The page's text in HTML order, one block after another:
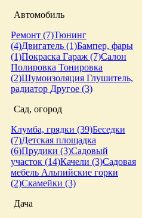
Автомобиль
Ремонт (7)Тюнинг
(4)Двигатель (1)Бампер, фары
(1)Покраска Гараж (7)Салон
Полировка Тонировка
(2)Шумоизоляция Глушитель,
радиатор Другое (3)
Сад, огород
Клумба, грядки (39)Беседки
(7)Детская площадка
(6)Прудики (3)Садовый
участок (14)Качели (3)Садовая
мебель Альпийские горки
(2)Скамейки (3)
Дача